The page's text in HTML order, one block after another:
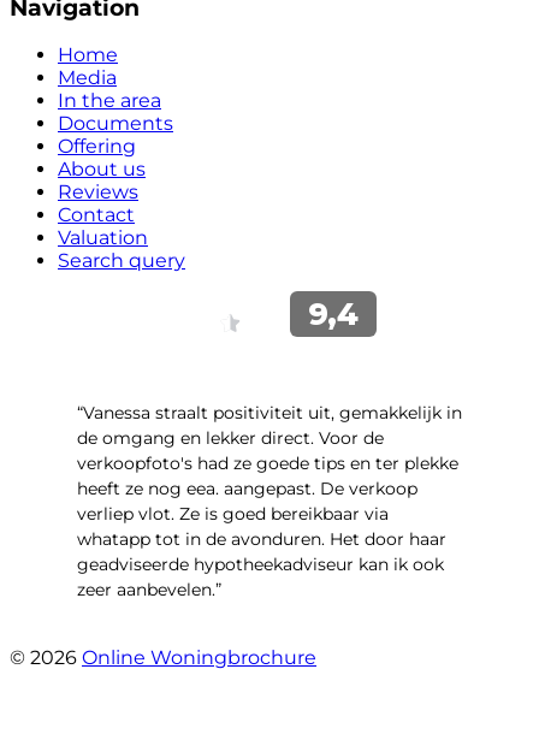
Navigation
Home
Media
In the area
Documents
Offering
About us
Reviews
Contact
Valuation
Search query
“Vanessa straalt positiviteit uit, gemakkelijk in
de omgang en lekker direct. Voor de
verkoopfoto's had ze goede tips en ter plekke
heeft ze nog eea. aangepast. De verkoop
verliep vlot. Ze is goed bereikbaar via
whatapp tot in de avonduren. Het door haar
geadviseerde hypotheekadviseur kan ik ook
zeer aanbevelen.”
© 2026 Online Woningbrochure